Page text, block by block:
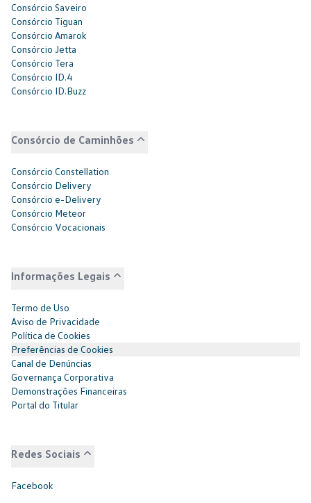
Consórcio Saveiro
Consórcio Tiguan
Consórcio Amarok
Consórcio Jetta
Consórcio Tera
Consórcio ID.4
Consórcio ID.Buzz
Consórcio de Caminhões
Consórcio Constellation
Consórcio Delivery
Consórcio e-Delivery
Consórcio Meteor
Consórcio Vocacionais
Informações Legais
Termo de Uso
Aviso de Privacidade
Política de Cookies
Preferências de Cookies
Canal de Denúncias
Governança Corporativa
Demonstrações Financeiras
Portal do Titular
Redes Sociais
Facebook